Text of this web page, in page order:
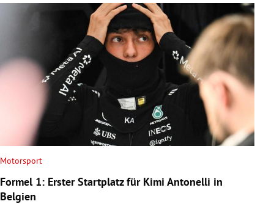
Motorsport
Formel 1: Erster Startplatz für Kimi Antonelli in
Belgien